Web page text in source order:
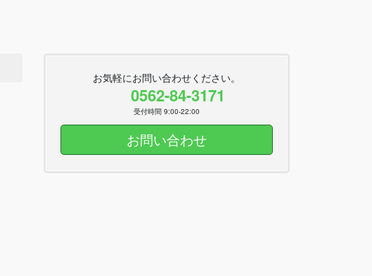
お気軽にお問い合わせください。
0562-84-3171
受付時間 9:00-22:00
お問い合わせ